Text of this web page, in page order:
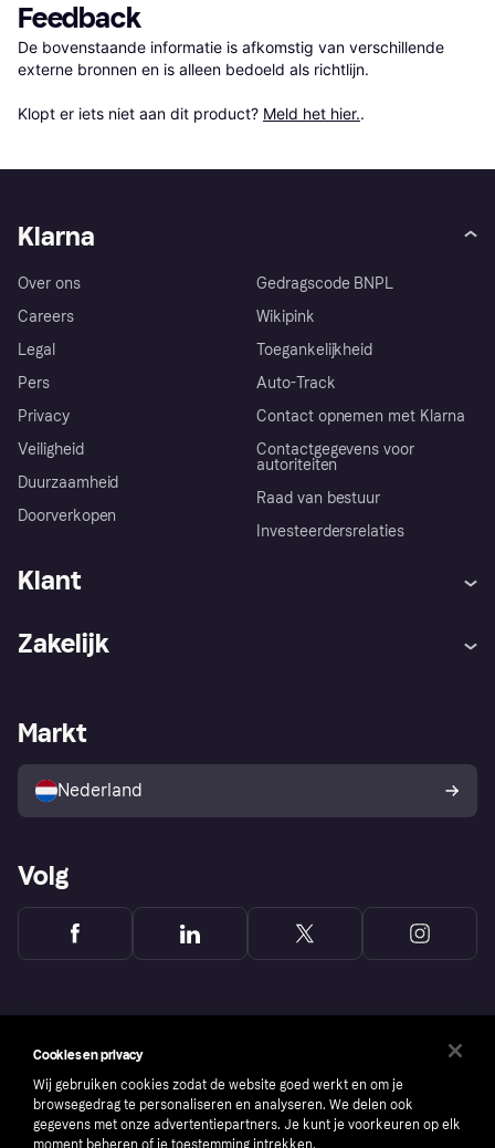
Feedback
De bovenstaande informatie is afkomstig van verschillende
externe bronnen en is alleen bedoeld als richtlijn.
Klopt er iets niet aan dit product? Meld het hier..
Klarna
Over ons
Careers
Legal
Pers
Privacy
Veiligheid
Duurzaamheid
Doorverkopen
Gedragscode BNPL
Wikipink
Toegankelijkheid
Auto-Track
Contact opnemen met Klarna
Contactgegevens voor
autoriteiten
Raad van bestuur
Investeerdersrelaties
Klant
Winkeloverzicht
Kopersbescherming voor
consumenten
Zakelijk
Zakelijke login
Markt
Nederland
Volg
Cookies en privacy
Wij gebruiken cookies zodat de website goed werkt en om je
browsegedrag te personaliseren en analyseren. We delen ook
gegevens met onze advertentiepartners. Je kunt je voorkeuren op elk
moment beheren of je toestemming intrekken.